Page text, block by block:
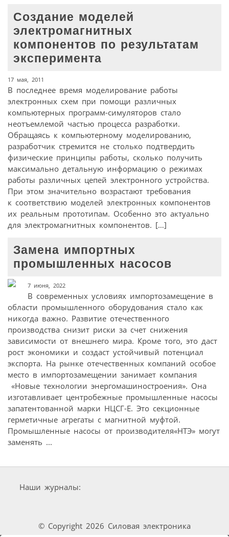
Создание моделей
электромагнитных
компонентов по результатам
эксперимента
17 мая, 2011
В последнее время моделирование работы
электронных схем при помощи различных
компьютерных программ-симуляторов стало
неотъемлемой частью процесса разработки.
Обращаясь к компьютерному моделированию,
разработчик стремится не столько подтвердить
физические принципы работы, сколько получить
максимально детальную информацию о режимах
работы различных цепей электронного устройства.
При этом значительно возрастают требования
к соответствию моделей электронных компонентов
их реальным прототипам. Особенно это актуально
для электромагнитных компонентов. […]
Замена импортных
промышленных насосов
7 июня, 2022
В современных условиях импортозамещение в
области промышленного оборудования стало как
никогда важно. Развитие отечественного
производства снизит риски за счет снижения
зависимости от внешнего мира. Кроме того, это даст
рост экономики и создаст устойчивый потенциал
экспорта. На рынке отечественных компаний особое
место в импортозамещении занимает компания
«Новые технологии энергомашиностроения». Она
изготавливает центробежные промышленные насосы
запатентованной марки НЦСГ-Е. Это секционные
герметичные агрегаты с магнитной муфтой.
Промышленные насосы от производителя«НТЭ» могут
заменять ...
Наши журналы:
© Copyright 2026 Силовая электроника